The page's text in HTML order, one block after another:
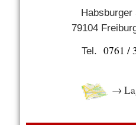
79104
Tel. 0761 /
→